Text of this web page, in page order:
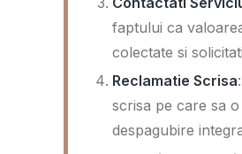
faptului ca
colectate si
Reclamatie Scrisa
scrisa pe care sa
despagubire